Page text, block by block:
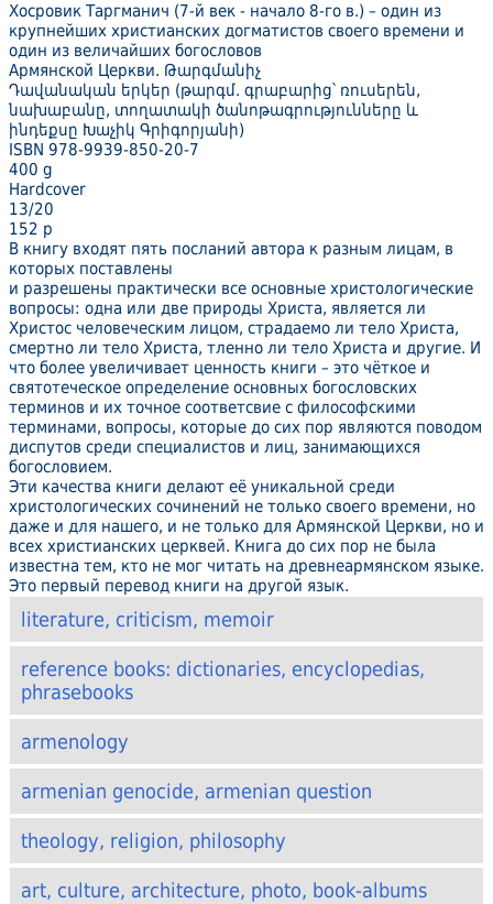
Хосровик Таргманич (7-й век - начало 8-го в.) – один из
крупнейших христианских догматистов своего времени и
один из величайших богословов
Армянской Церкви. Թարգմանիչ
Դավանական երկեր (թարգմ. գրաբարից՝ ռուսերեն,
նախաբանը, տողատակի ծանոթագրությունները և
ինդեքսը Խաչիկ Գրիգորյանի)
ISBN 978-9939-850-20-7
400 g
Hardcover
13/20
152 p
В книгу входят пять посланий автора к разным лицам, в
которых поставлены
и разрешены практически все основные христологические
вопросы: одна или две природы Христа, является ли
Христос человеческим лицом, страдаемо ли тело Христа,
смертно ли тело Христа, тленно ли тело Христа и другие. И
что более увеличивает ценность книги – это чёткое и
святотеческое определение основных богословских
терминов и их точное соответсвие с философскими
терминами, вопросы, которые до сих пор являются поводом
диспутов среди специалистов и лиц, занимающихся
богословием.
Эти качества книги делают её уникальной среди
христологических сочинений не только своего времени, но
даже и для нашего, и не только для Армянской Церкви, но и
всех христианских церквей. Книга до сих пор не была
известна тем, кто не мог читать на древнеармянском языке.
Это первый перевод книги на другой язык.
literature, criticism, memoir
reference books: dictionaries, encyclopedias,
phrasebooks
armenology
armenian genocide, armenian question
theology, religion, philosophy
art, culture, architecture, photo, book-albums